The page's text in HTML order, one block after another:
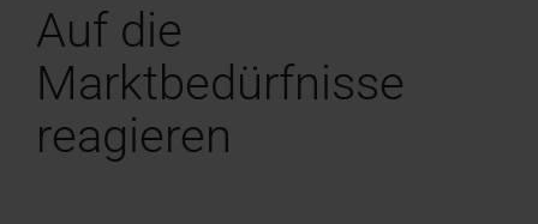
Auf die
Marktbedürfnisse
reagieren